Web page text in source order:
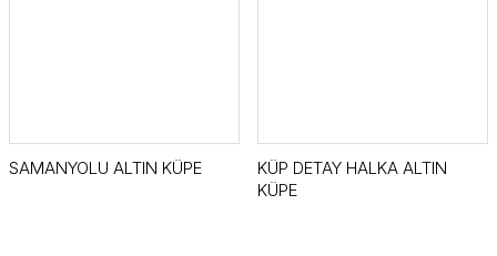
SAMANYOLU ALTIN KÜPE
KÜP DETAY HALKA ALTIN
KÜPE